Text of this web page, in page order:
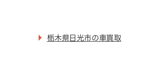
栃木県日光市の車買取